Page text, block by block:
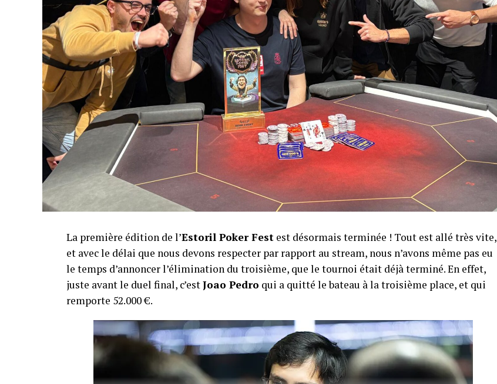
La première édition de l’Estoril Poker Fest est désormais terminée ! Tout est allé très vite,
et avec le délai que nous devons respecter par rapport au stream, nous n’avons même pas eu
le temps d’annoncer l’élimination du troisième, que le tournoi était déjà terminé. En effet,
juste avant le duel final, c’estJoao Pedro qui a quitté le bateau à la troisième place, et qui
remporte 52.000 €.